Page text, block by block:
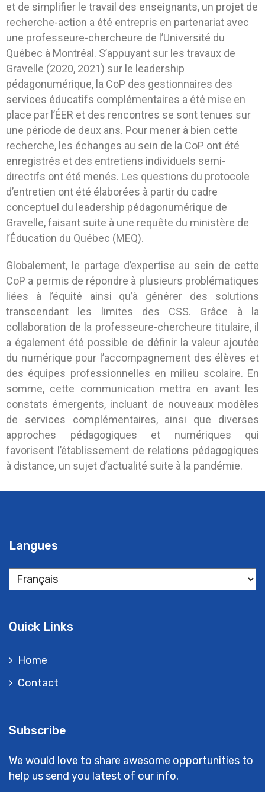
et de simplifier le travail des enseignants, un projet de
recherche-action a été entrepris en partenariat avec
une professeure-chercheure de l’Université du
Québec à Montréal. S’appuyant sur les travaux de
Gravelle (2020, 2021) sur le leadership
pédagonumérique, la CoP des gestionnaires des
services éducatifs complémentaires a été mise en
place par l’ÉER et des rencontres se sont tenues sur
une période de deux ans. Pour mener à bien cette
recherche, les échanges au sein de la CoP ont été
enregistrés et des entretiens individuels semi-
directifs ont été menés. Les questions du protocole
d’entretien ont été élaborées à partir du cadre
conceptuel du leadership pédagonumérique de
Gravelle, faisant suite à une requête du ministère de
l’Éducation du Québec (MEQ).
Globalement, le partage d’expertise au sein de cette
CoP a permis de répondre à plusieurs problématiques
liées à l’équité ainsi qu’à générer des solutions
transcendant les limites des CSS. Grâce à la
collaboration de la professeure-chercheure titulaire, il
a également été possible de définir la valeur ajoutée
du numérique pour l’accompagnement des élèves et
des équipes professionnelles en milieu scolaire. En
somme, cette communication mettra en avant les
constats émergents, incluant de nouveaux modèles
de services complémentaires, ainsi que diverses
approches pédagogiques et numériques qui
favorisent l’établissement de relations pédagogiques
à distance, un sujet d’actualité suite à la pandémie.
Langues
Quick Links
Home
Contact
Subscribe
We would love to share awesome opportunities to
help us send you latest of our info.